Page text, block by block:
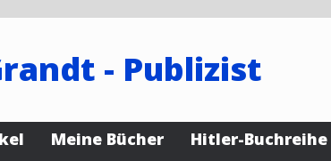
- Publizist
Meine Bücher Hitler-Buchreihe